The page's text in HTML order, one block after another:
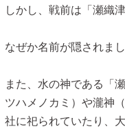
しかし、戦前は「瀬織
なぜか名前が隠されまし
また、水の神である「
ツハメノカミ）や瀧神
社に祀られていたり、